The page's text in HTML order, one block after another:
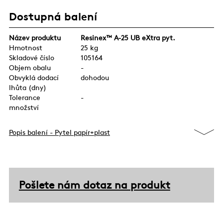
Dostupná balení
Název produktu
Resinex™ A-25 UB eXtra pyt.
Hmotnost
25 kg
Skladové číslo
105164
Objem obalu
-
Obvyklá dodací
lhůta (dny)
dohodou
Tolerance
množství
-
Popis balení - Pytel papír+plast
Pošlete nám dotaz na produkt